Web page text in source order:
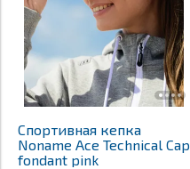
Спортивная кепка
Noname Ace Technical Cap
fondant pink